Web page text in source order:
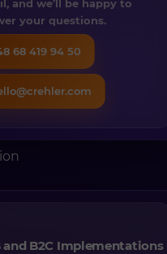
and we’ll be happy to
your questions.
68 419 94 50
and B2C Implementations
dla siebie termin i
z Ekspertem CREHLER
i przedstawi konkretne
jak je zastosować.